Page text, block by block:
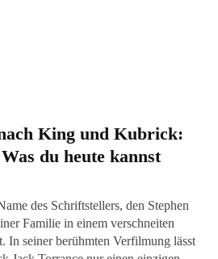
King und Kubrick:
du heute kannst
des Schriftstellers, den Stephen
Familie in einem verschneiten
In seiner berühmten Verfilmung lässt